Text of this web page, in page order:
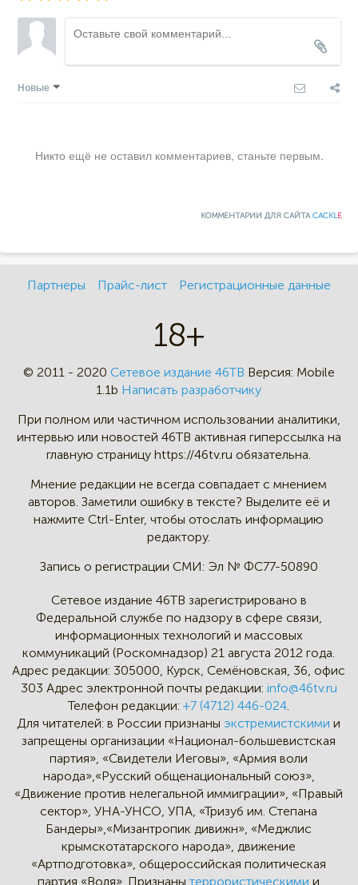
Новые
Никто ещё не оставил комментариев, станьте первым.
КОММЕНТАРИИ ДЛЯ САЙТАCACKLE
Партнеры Прайс-лист Регистрационные данные
18+
© 2011 - 2020 Сетевое издание 46ТВ Версия: Mobile
1.1b Написать разработчику
При полном или частичном использовании аналитики,
интервью или новостей 46TB активная гиперссылка на
главную страницу https://46tv.ru обязательна.
Мнение редакции не всегда совпадает с мнением
авторов. Заметили ошибку в тексте? Выделите её и
нажмите Ctrl-Enter, чтобы отослать информацию
редактору.
Запись о регистрации СМИ: Эл № ФС77-50890
Сетевое издание 46ТВ зарегистрировано в
Федеральной службе по надзору в сфере связи,
информационных технологий и массовых
коммуникаций (Роскомнадзор) 21 августа 2012 года.
Адрес редакции: 305000, Курск, Семёновская, 36, офис
303 Адрес электронной почты редакции: info@46tv.ru
Телефон редакции: +7 (4712) 446-024
Для читателей: в России признаныэкстремистскими и
запрещены организации «Национал-большевистская
партия», «Свидетели Иеговы», «Армия воли
народа»,«Русский общенациональный союз»,
«Движение против нелегальной иммиграции», «Правый
сектор», УНА-УНСО, УПА, «Тризуб им. Степана
Бандеры»,«Мизантропик дивижн», «Меджлис
крымскотатарского народа», движение
«Артподготовка», общероссийская политическая
партия «Воля». Признанытеррористическими и